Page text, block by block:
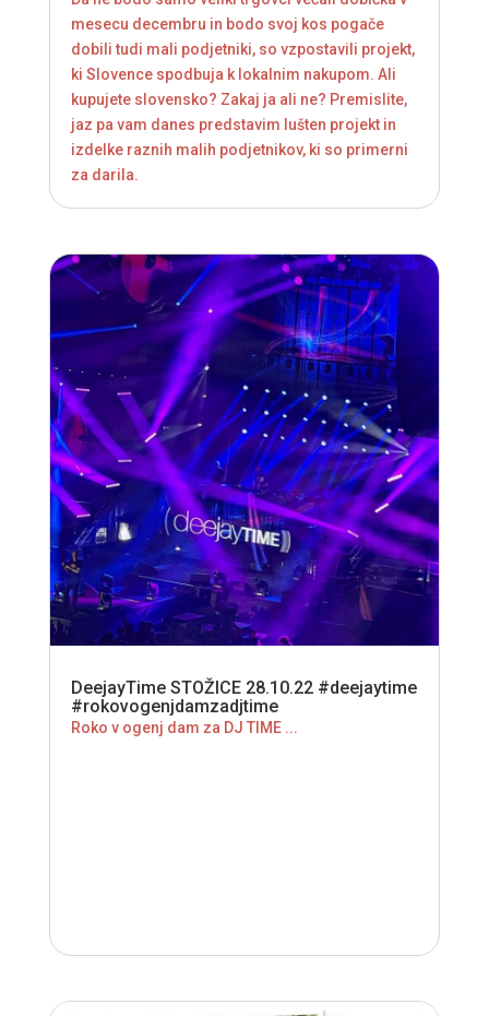
mesecu decembru in bodo svoj kos pogače
dobili tudi mali podjetniki, so vzpostavili projekt,
ki Slovence spodbuja k lokalnim nakupom. Ali
kupujete slovensko? Zakaj ja ali ne? Premislite,
jaz pa vam danes predstavim lušten projekt in
izdelke raznih malih podjetnikov, ki so primerni
za darila.
DeejayTime STOŽICE 28.10.22 #deejaytime
#rokovogenjdamzadjtime
Roko v ogenj dam za DJ TIME ...